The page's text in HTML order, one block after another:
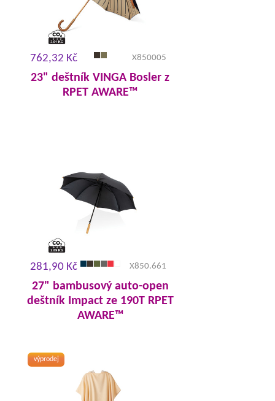
762,32 Kč X850005
23" deštník VINGA Bosler z
RPET AWARE™
281,90 Kč X850.661
27" bambusový auto-open
deštník Impact ze 190T RPET
AWARE™
výprodej